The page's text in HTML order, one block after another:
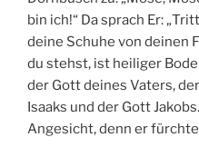
bin ich!“ Da sprach Er:
deine Schuhe von deinen
du stehst, ist heiliger
der Gott deines Vaters,
Isaaks und der Gott
Angesicht, denn er